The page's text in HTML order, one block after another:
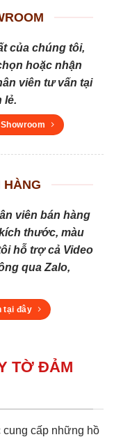
của chúng tôi,
hoặc nhận
viên tư vấn tại
lẻ.
HÀNG
viên bán hàng
thước, màu
hỗ trợ cả Video
qua Zalo,
tại đây
TỜ ĐẢM
cấp những hồ